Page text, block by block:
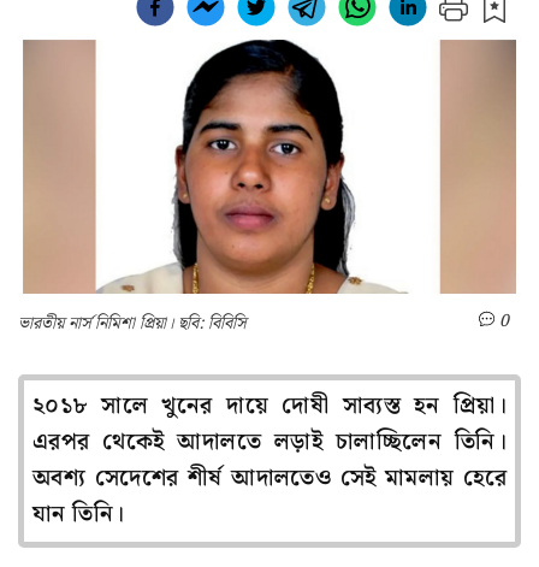
ভারতীয় নার্স নিমিশা প্রিয়া। ছবি: বিবিসি 0
২০১৮ সালে খুনের দায়ে দোষী সাব্যস্ত হন প্রিয়া।
এরপর থেকেই আদালতে লড়াই চালাচ্ছিলেন তিনি।
অবশ্য সেদেশের শীর্ষ আদালতেও সেই মামলায় হেরে
যান তিনি।